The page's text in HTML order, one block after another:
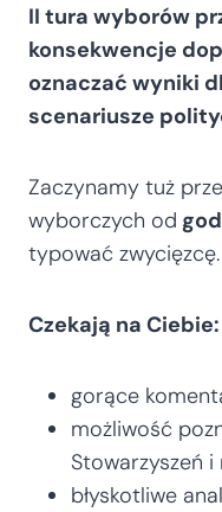
II tura wyborów
konsekwencje
oznaczać wyniki
scenariusze
Zaczynamy tuż
wyborczych od
typować zwycięzcę.
Czekają na Ciebie:
gorące
możliwość
Stowarzyszeń
błyskotliwe